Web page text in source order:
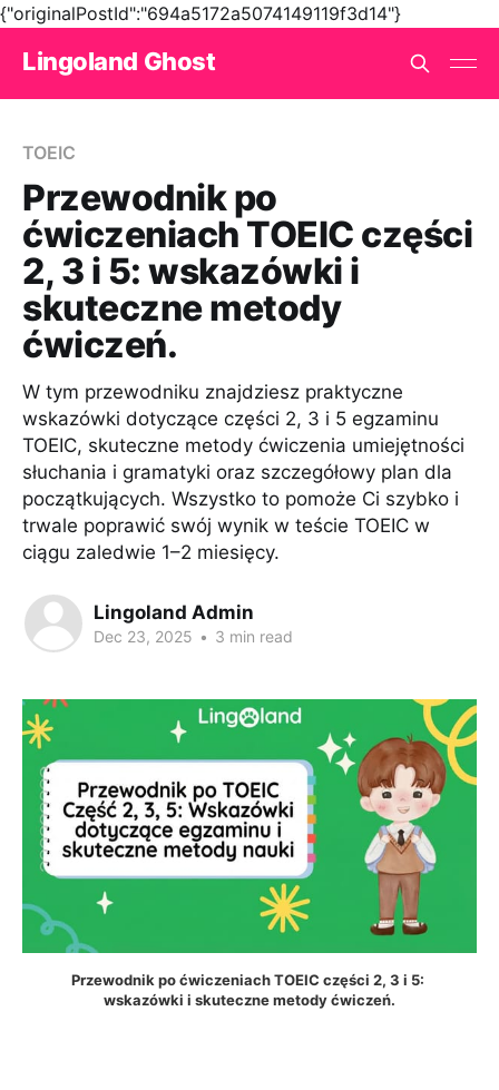
{"originalPostId":"694a5172a5074149119f3d14"}
Lingoland Ghost
TOEIC
Przewodnik po
ćwiczeniach TOEIC części
2, 3 i 5: wskazówki i
skuteczne metody
ćwiczeń.
W tym przewodniku znajdziesz praktyczne
wskazówki dotyczące części 2, 3 i 5 egzaminu
TOEIC, skuteczne metody ćwiczenia umiejętności
słuchania i gramatyki oraz szczegółowy plan dla
początkujących. Wszystko to pomoże Ci szybko i
trwale poprawić swój wynik w teście TOEIC w
ciągu zaledwie 1–2 miesięcy.
Lingoland Admin
Dec 23, 2025 • 3 min read
Przewodnik po ćwiczeniach TOEIC części 2, 3 i 5:
wskazówki i skuteczne metody ćwiczeń.